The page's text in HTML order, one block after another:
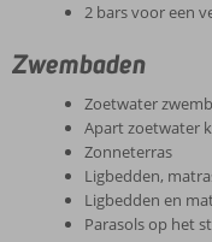
2 bars voor een
Zwembaden
Zoetwater
Apart zoetwater
Zonneterras
Ligbedden,
Ligbedden en
Parasols op het